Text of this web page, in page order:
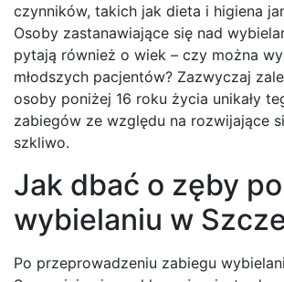
czynników, takich jak dieta i higiena
Osoby zastanawiające się nad
pytają również o wiek – czy można
młodszych pacjentów? Zazwyczaj
osoby poniżej 16 roku życia unikały
zabiegów ze względu na rozwijające
szkliwo.
Jak dbać o zęby po
wybielaniu w
Po przeprowadzeniu zabiegu